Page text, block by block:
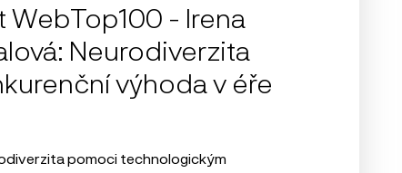
WebTop100 - Irena
Neurodiverzita
výhoda v éře
pomoci technologickým